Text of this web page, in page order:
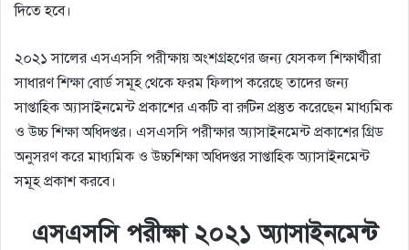
দিতে হবে।
২০২১ সালের এসএসসি পরীক্ষায় অংশগ্রহণের জন্য যেসকল শিক্ষার্থীরা
সাধারণ শিক্ষা বোর্ড সমূহ থেকে ফরম ফিলাপ করেছে তাদের জন্য
সাপ্তাহিক অ্যাসাইনমেন্ট প্রকাশের একটি বা রুটিন প্রস্তুত করেছেন মাধ্যমিক
ও উচ্চ শিক্ষা অধিদপ্তর। এসএসসি পরীক্ষার অ্যাসাইনমেন্ট প্রকাশের গ্রিড
অনুসরণ করে মাধ্যমিক ও উচ্চশিক্ষা অধিদপ্তর সাপ্তাহিক অ্যাসাইনমেন্ট
সমূহ প্রকাশ করবে।
এসএসসি পরীক্ষা ২০২১ অ্যাসাইনমেন্ট